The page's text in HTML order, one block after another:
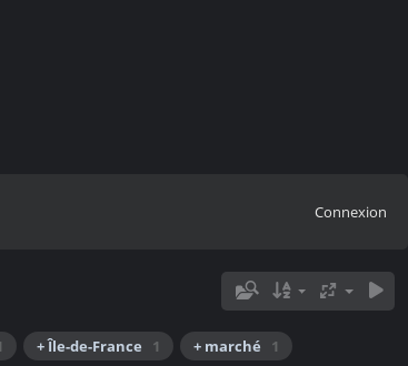
Connexion
+ Île-de-France 1 + marché
1